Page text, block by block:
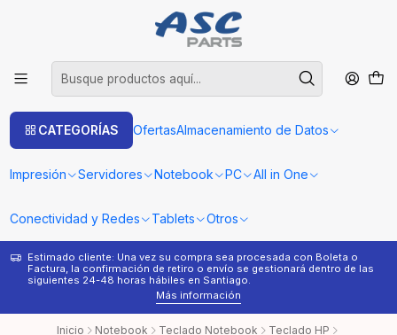
CATEGORÍAS OfertasAlmacenamiento de Datos
Impresión Servidores Notebook PC All in One
Conectividad y Redes Tablets Otros
Estimado cliente: Una vez su compra sea procesada con Boleta o
Factura, la confirmación de retiro o envío se gestionará dentro de las
siguientes 24-48 horas hábiles en Santiago.
Más información
Inicio Notebook Teclado Notebook Teclado HP